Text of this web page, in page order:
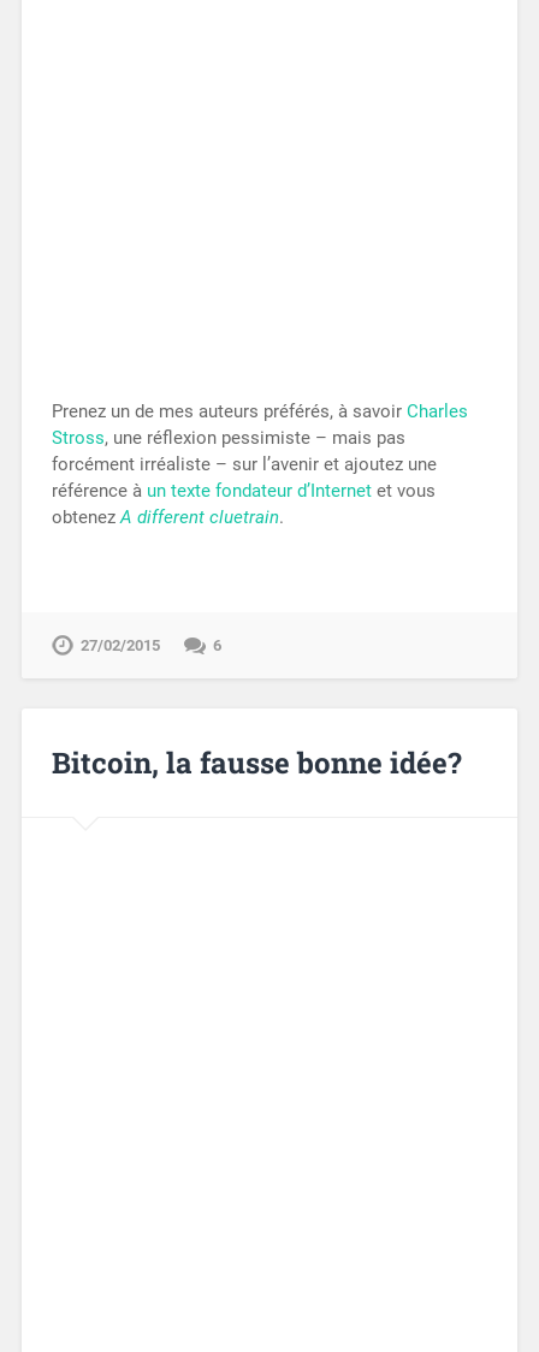
Prenez un de mes auteurs préférés, à savoir Charles
Stross, une réflexion pessimiste – mais pas
forcément irréaliste – sur l’avenir et ajoutez une
référence à un texte fondateur d’Internetet vous
obtenezA different cluetrain.
27/02/2015 6
Bitcoin, la fausse bonne idée?